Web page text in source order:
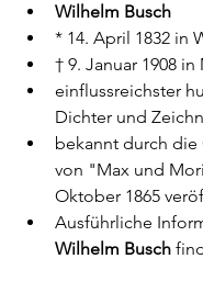
Wilhelm Busch
* 14. April 1832 in
† 9. Januar 1908
einflussreichster
Dichter und
bekannt durch die
von "Max und
Oktober 1865
Ausführliche
Wilhelm Busch